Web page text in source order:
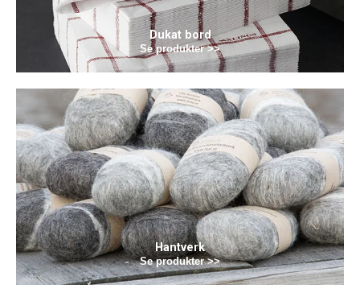
Dukat bord
Se produkter >>
Hantverk
Se produkter >>